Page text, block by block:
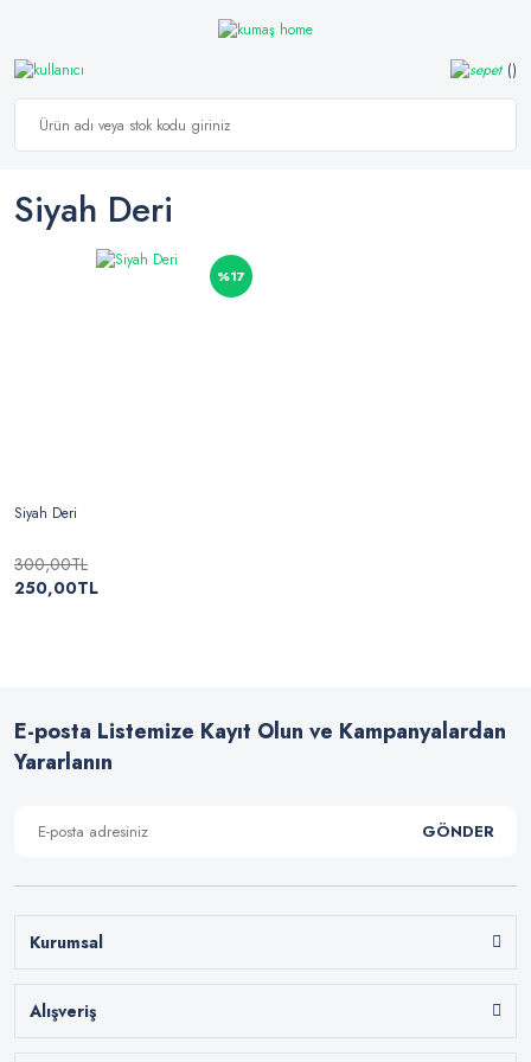
Siyah Deri
%17
Siyah Deri
300,00TL
250,00TL
E-posta Listemize Kayıt Olun ve Kampanyalardan
Yararlanın
GÖNDER
Kurumsal
Alışveriş